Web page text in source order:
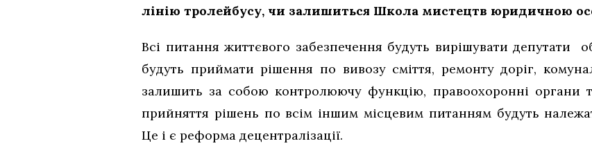
лінію тролейбусу, чи залишиться Школа мистецтв юридичною
Всі питання життєвого забезпечення будуть вирішувати депутати
будуть приймати рішення по вивозу сміття, ремонту доріг,
залишить за собою контролюючу функцію, правоохоронні органи
прийняття рішень по всім іншим місцевим питанням будуть
Це і є реформа децентралізації.